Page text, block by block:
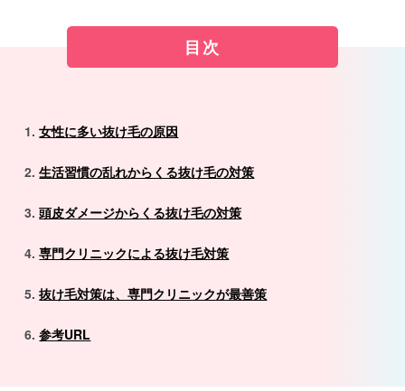
目次
女性に多い抜け毛の原因
生活習慣の乱れからくる抜け毛の対策
頭皮ダメージからくる抜け毛の対策
専門クリニックによる抜け毛対策
抜け毛対策は、専門クリニックが最善策
参考URL